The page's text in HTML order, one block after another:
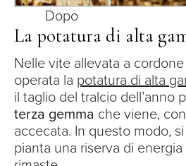
Dopo
La potatura di alta
Nelle vite allevata a
operata la potatura di alta
il taglio del tralcio dell’anno
terza gemma che viene,
accecata. In questo modo,
pianta una riserva di